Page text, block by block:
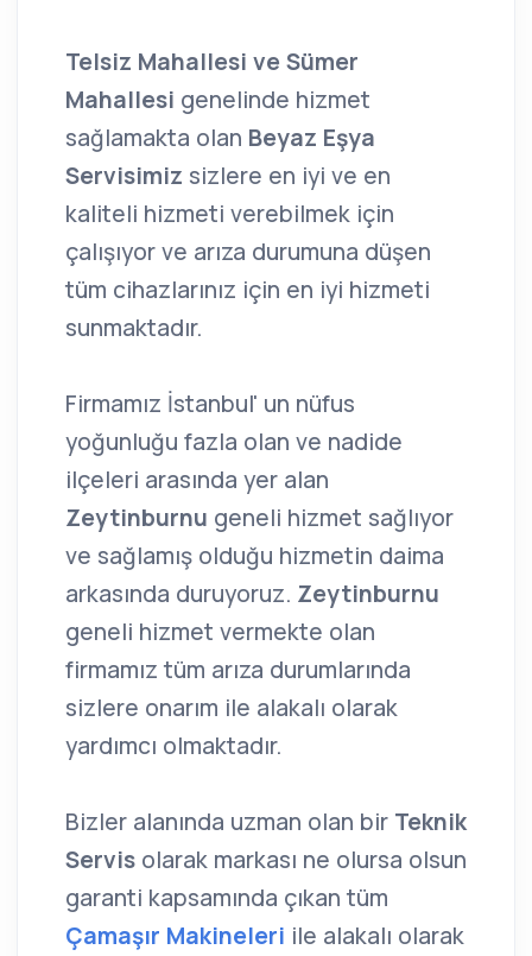
Telsiz Mahallesi ve Sümer
Mahallesi genelinde hizmet
sağlamakta olan Beyaz Eşya
Servisimiz sizlere en iyi ve en
kaliteli hizmeti verebilmek için
çalışıyor ve arıza durumuna düşen
tüm cihazlarınız için en iyi hizmeti
sunmaktadır.
Firmamız İstanbul' un nüfus
yoğunluğu fazla olan ve nadide
ilçeleri arasında yer alan
Zeytinburnu geneli hizmet sağlıyor
ve sağlamış olduğu hizmetin daima
arkasında duruyoruz. Zeytinburnu
geneli hizmet vermekte olan
firmamız tüm arıza durumlarında
sizlere onarım ile alakalı olarak
yardımcı olmaktadır.
Bizler alanında uzman olan bir Teknik
Servis olarak markası ne olursa olsun
garanti kapsamında çıkan tüm
Çamaşır Makineleri ile alakalı olarak